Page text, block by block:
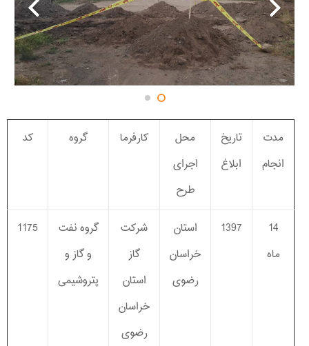
مدت
انجام
تاریخ
ابلاغ
محل
اجرای
طرح
کارفرما گروه کد
14
ماه
1397
استان
خراسان
رضوی
شرکت
گاز
استان
خراسان
رضوی
گروه نفت
و گاز و
پتروشیمی
1175